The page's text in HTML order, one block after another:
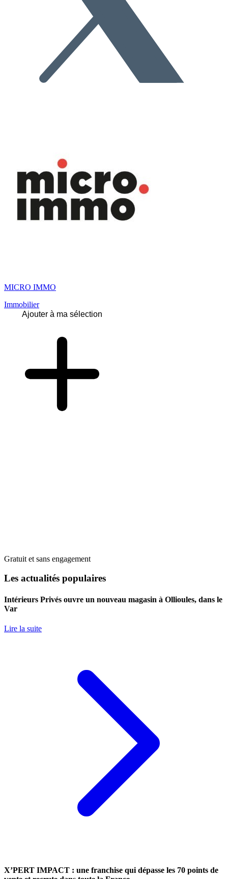
MICRO IMMO
Immobilier
Ajouter à ma sélection
Gratuit et sans engagement
Les actualités populaires
Intérieurs Privés ouvre un nouveau magasin à Ollioules, dans le
Var
Lire la suite
X’PERT IMPACT : une franchise qui dépasse les 70 points de